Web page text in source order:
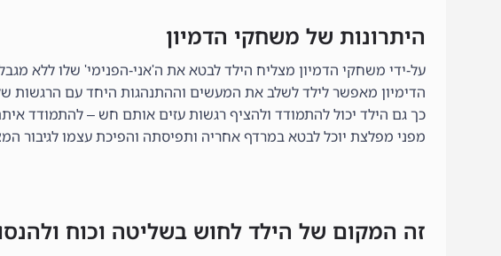
היתרונות של משחקי הדמיון
על-ידי משחקי הדמיון מצליח הילד לבטא את ה'אני-הפנימי' שלו ללא
הדימיון מאפשר לילד לשלב את המעשים וההתנהגות היחד עם הרגשות
כך גם הילד יכול להתמודד ולהציף רגשות עזים אותם חש – להתמודד
מפני מפלצת יוכל לבטא במרדף אחריה ותפיסתה והפיכת עצמו לגיבור
זה המקום של הילד לחוש בשליטה וכוח